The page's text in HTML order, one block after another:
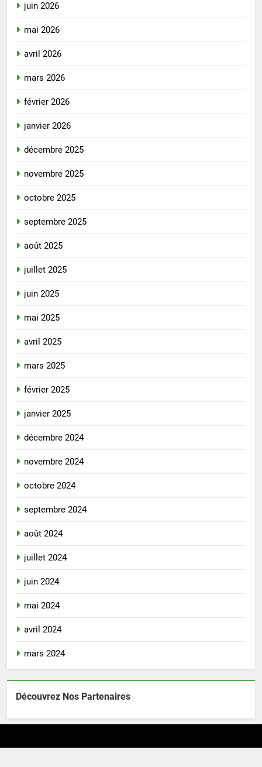
juin 2026
mai 2026
avril 2026
mars 2026
février 2026
janvier 2026
décembre 2025
novembre 2025
octobre 2025
septembre 2025
août 2025
juillet 2025
juin 2025
mai 2025
avril 2025
mars 2025
février 2025
janvier 2025
décembre 2024
novembre 2024
octobre 2024
septembre 2024
août 2024
juillet 2024
juin 2024
mai 2024
avril 2024
mars 2024
Découvrez Nos Partenaires